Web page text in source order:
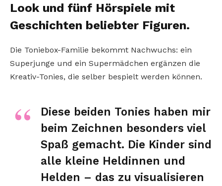
Look und fünf Hörspiele mit
Geschichten beliebter Figuren.
Die Toniebox-Familie bekommt Nachwuchs: ein
Superjunge und ein Supermädchen ergänzen die
Kreativ-Tonies, die selber bespielt werden können.
Diese beiden Tonies haben mir
beim Zeichnen besonders viel
Spaß gemacht. Die Kinder sind
alle kleine Heldinnen und
Helden – das zu visualisieren